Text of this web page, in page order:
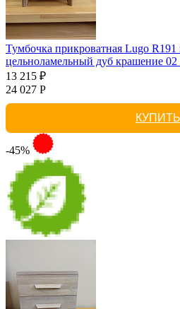
Тумбочка прикроватная Lugo R191
цельноламельный дуб крашение 02
13 215 ₽
24 027 Р
КУПИТЬ
-45%